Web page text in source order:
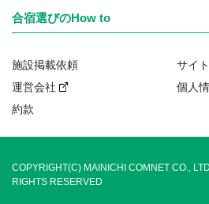
合宿選びのHow to
施設掲載依頼
サイ
運営会社
個人
約款
COPYRIGHT(C) MAINICHI COMNET CO.,
RIGHTS RESERVED